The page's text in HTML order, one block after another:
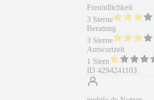
Freundlichkeit
3 Sterne
Beratung
3 Sterne
Antwortzeit
1 Stern
ID 4294241103